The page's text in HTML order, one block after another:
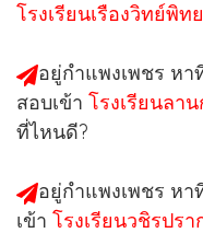
โรงเรียนเรืองวิทย์พิท
อยู่กำแพงเพชร ห
สอบเข้า โรงเรียนลา
ที่ไหนดี?
อยู่กำแพงเพชร ห
เข้า โรงเรียนวชิรปร